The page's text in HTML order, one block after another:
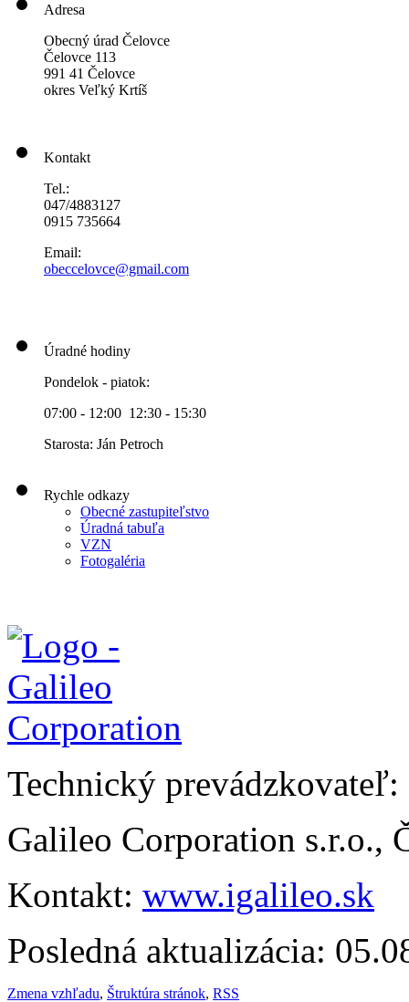
Adresa
Obecný úrad Čelovce
Čelovce 113
991 41 Čelovce
okres Veľký Krtíš
Kontakt
Tel.:
047/4883127
0915 735664
Email:
obeccelovce@gmail.com
Úradné hodiny
Pondelok - piatok:
07:00 - 12:00 12:30 - 15:30
Starosta: Ján Petroch
Rychle odkazy
Obecné zastupiteľstvo
Úradná tabuľa
VZN
Fotogaléria
Technický prevádzkovateľ:
Galileo Corporation s.r.o.,
Kontakt: www.igalileo.sk
Posledná aktualizácia:
Zmena vzhľadu, Štruktúra stránok, RSS